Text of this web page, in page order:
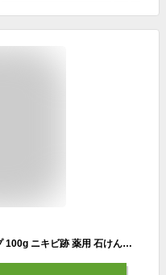
背中ニキビ 背中にきび シアクル ソープ 100g ニキビ跡 薬用 石けん【医薬部外品】 (ソープ（単品 100g）)